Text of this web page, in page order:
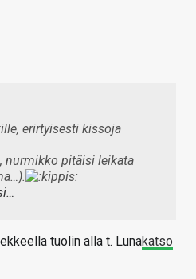
erirtyisesti kissoja
nurmikko pitäisi leikata
tuolin alla t. Lunakatso